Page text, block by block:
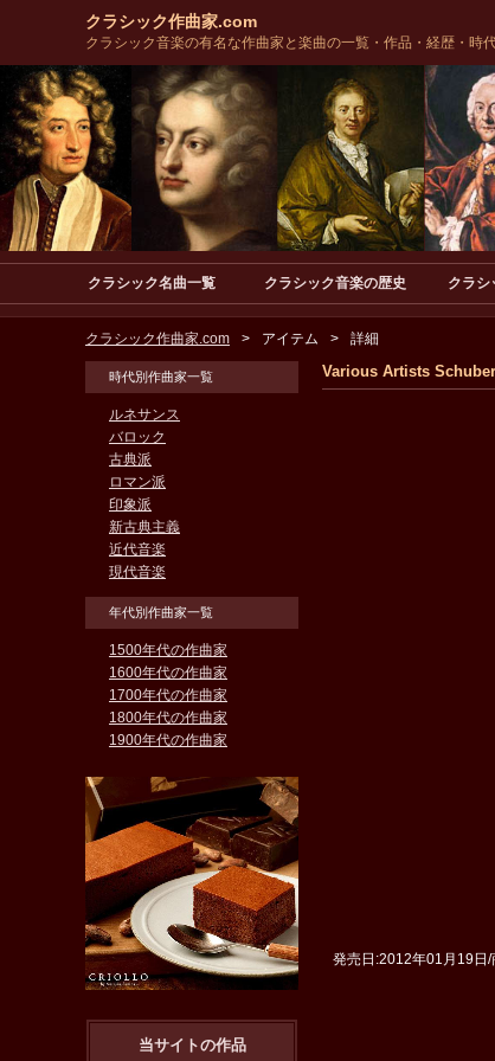
クラシック作曲家.com
クラシック音楽の有名な作曲家と楽曲の一覧・作品・経歴・時
クラシック名曲一覧 クラシック音楽の歴史 クラシ
クラシック作曲家.com アイテム 詳細
Various Artists
発売日:2012年01月19日
時代別作曲家一覧
ルネサンス
バロック
古典派
ロマン派
印象派
新古典主義
近代音楽
現代音楽
年代別作曲家一覧
1500年代の作曲家
1600年代の作曲家
1700年代の作曲家
1800年代の作曲家
1900年代の作曲家
当サイトの作品